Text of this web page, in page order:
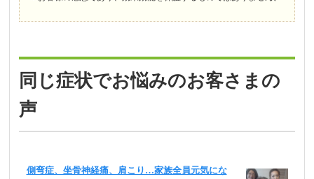
同じ症状でお悩みのお客さまの
声
側弯症、坐骨神経痛、肩こり…家族全員元気にな